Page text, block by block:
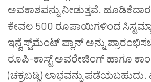
ಅವಕಾಶವನ್ನು ನೀಡುತ್ತವೆ.
ಕೇವಲ 500 ರೂಪಾಯಿಗಳಿಂದ
ಇನ್ವೆಸ್ಟ್‌ಮೆಂಟ್ ಪ್ಲಾನ್ ಅನ್ನು
ರೂಪಿ-ಕಾಸ್ಟ್ ಅವರೇಜಿಂಗ್ ಹಾಗೂ
(ಚಕ್ರಬಡ್ಡಿ) ಲಾಭವನ್ನು